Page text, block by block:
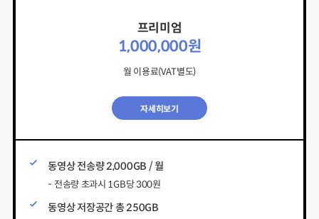
프리미엄
1,000,000원
월 이용료(VAT별도)
자세히보기
동영상 전송량 2,000GB / 월
- 전송량 초과시 1GB당 300원
동영상 저장공간 총 250GB